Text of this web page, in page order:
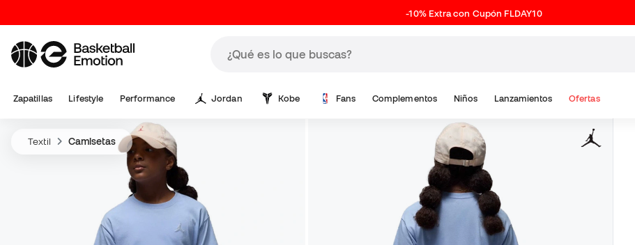
-10% Extra con Cupón FLDAY10
Zapatillas Lifestyle Performance Jordan Kobe Fans Complementos Niños Lanzamientos Ofertas
Textil Camisetas